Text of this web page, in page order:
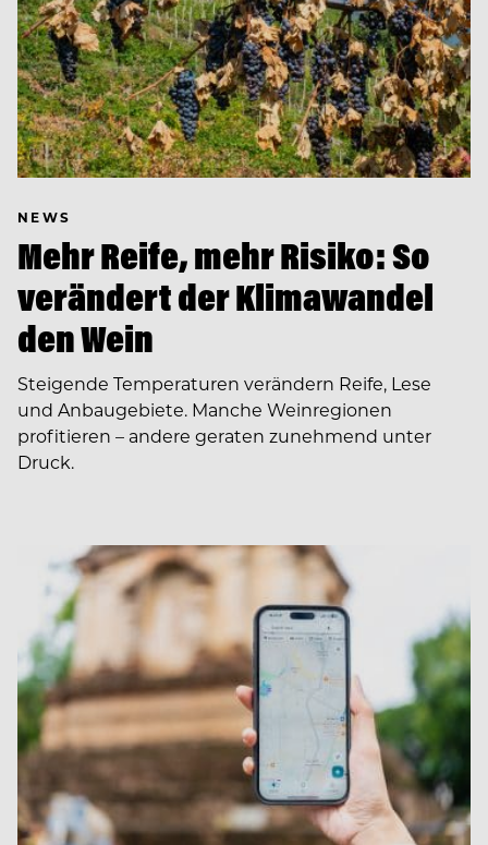
NEWS
Mehr Reife, mehr Risiko: So
verändert der Klimawandel
den Wein
Steigende Temperaturen verändern Reife, Lese
und Anbaugebiete. Manche Weinregionen
profitieren – andere geraten zunehmend unter
Druck.